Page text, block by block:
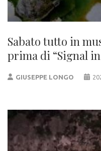
Sabato tutto in
prima di “Signal
GIUSEPPE LONGO